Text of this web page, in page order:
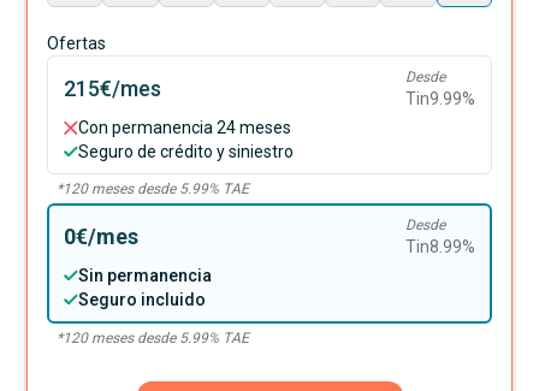
Ofertas
215€/mes Desde
Tin9.99%
Con permanencia 24 meses
Seguro de crédito y siniestro
*120meses desde 5.99% TAE
0€/mes Desde
Tin8.99%
Sin permanencia
Seguro incluido
*120meses desde 5.99% TAE